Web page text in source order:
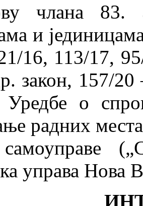
члана 83.
и
16, 113/17,
закон, 157/
о
радних
самоуправе
управа Нова